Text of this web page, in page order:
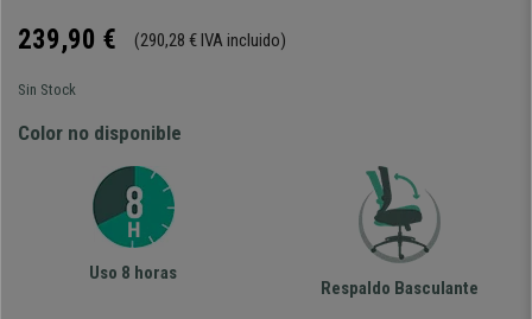
239,90 € (290,28 € IVA incluido)
Sin Stock
Color no disponible
Uso 8 horas
Respaldo Basculante